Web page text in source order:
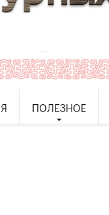
ПОЛЕЗНОЕ